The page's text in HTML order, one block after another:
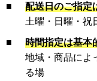
■
配送日のご指定
土曜・日曜・祝
■
時間指定は基本
地域・商品によ
る場